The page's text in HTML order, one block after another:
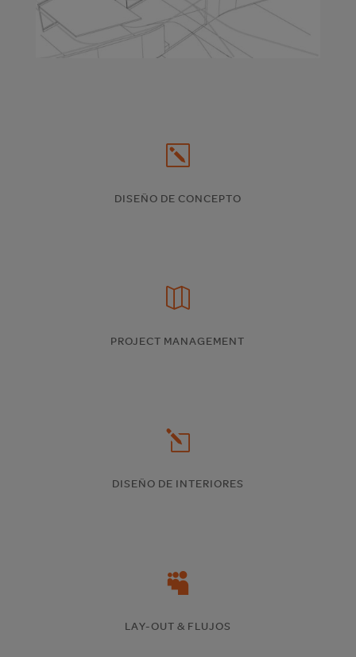
k
DISEÑO DE CONCEPTO

PROJECT MANAGEMENT
l
DISEÑO DE INTERIORES

LAY-OUT & FLUJOS